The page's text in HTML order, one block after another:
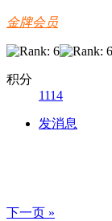
金牌会员
积分
1114
发消息
下一页 »